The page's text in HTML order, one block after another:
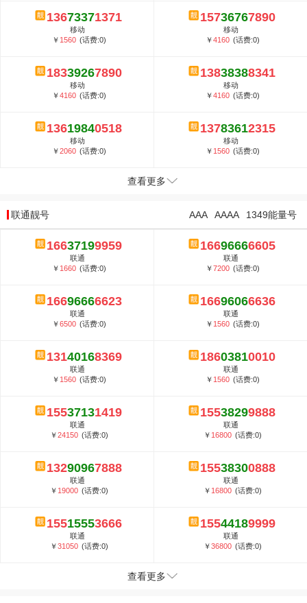
13673371371
移动
￥ 1560 (话费:0)
15736767890
移动
￥4160 (话费:0)
18339267890
移动
￥4160 (话费:0)
13838388341
移动
￥4160 (话费:0)
13619840518
移动
￥2060 (话费:0)
13783612315
移动
￥ 1560 (话费:0)
查看更多
联通靓号 1349能量号
AAAA
AAA
16637199959
联通
￥ 1660 (话费:0)
16696666605
联通
￥7200 (话费:0)
16696666623
联通
￥6500 (话费:0)
16696066636
联通
￥ 1560 (话费:0)
13140168369
联通
￥ 1560 (话费:0)
18603810010
联通
￥ 1560 (话费:0)
15537131419
联通
￥24150 (话费:0)
15538299888
联通
￥ 16800 (话费:0)
13290967888
联通
￥ 19000 (话费:0)
15538300888
联通
￥ 16800 (话费:0)
15515553666
联通
￥31050 (话费:0)
15544189999
联通
￥36800 (话费:0)
查看更多